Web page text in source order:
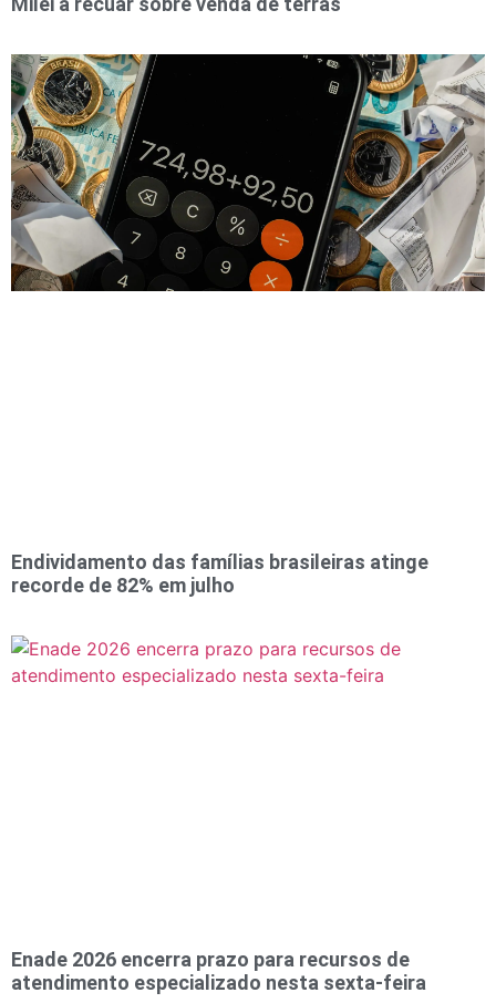
Endividamento das famílias brasileiras atinge
recorde de 82% em julho
Enade 2026 encerra prazo para recursos de
atendimento especializado nesta sexta-feira